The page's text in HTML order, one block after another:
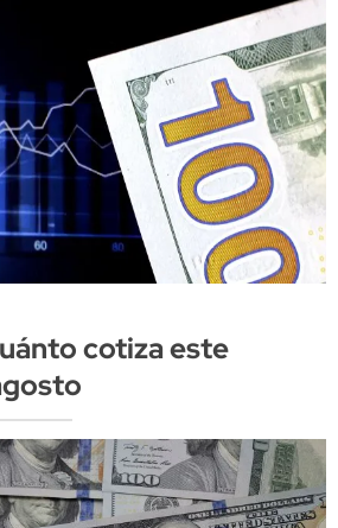
cotiza este